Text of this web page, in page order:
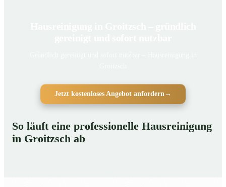
Jetzt kostenloses Angebot anfordern→
So läuft eine professionelle Hausreinigung
in Groitzsch ab